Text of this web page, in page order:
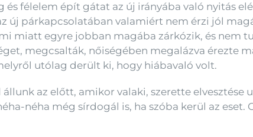
félelem épít gátat az új irányába való nyitás
új párkapcsolatában valamiért nem érzi jól
miatt egyre jobban magába zárkózik, és nem
megcsalták, nőiségében megalázva érezte
utólag derült ki, hogy hiábavaló volt.
az előtt, amikor valaki, szerette elvesztése
néha még sírdogál is, ha szóba kerül az eset.